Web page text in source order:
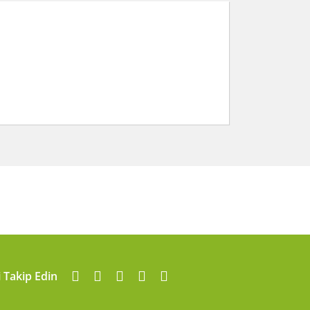
Takip Edin